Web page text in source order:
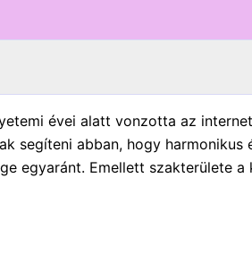
évei alatt vonzotta az
segíteni abban, hogy
egyaránt. Emellett szakterülete